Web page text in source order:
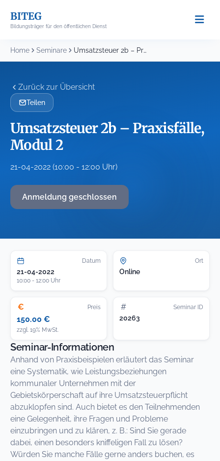
content
BITEG
Bildungsträger für den öffentlichen Dienst
Home Seminare Umsatzsteuer 2b – Praxisfälle, Modul 2
Zurück zur Übersicht
Teilen
Umsatzsteuer 2b – Praxisfälle,
Modul 2
21-04-2022 (10:00 - 12:00 Uhr)
Anmeldung geschlossen
Datum
21-04-2022
10:00 - 12:00 Uhr
Ort
Online
€ Preis
150.00 €
zzgl. 19% MwSt.
# Seminar ID
20263
Seminar-Informationen
Anhand von Praxisbeispielen erläutert das Seminar
eine Systematik, wie Leistungsbeziehungen
kommunaler Unternehmen mit der
Gebietskörperschaft auf ihre Umsatzsteuerpflicht
abzuklopfen sind. Auch bietet es den Teilnehmenden
eine Gelegenheit, ihre Fragen und Probleme
einzubringen und zu klären, z. B.: Sind Sie gerade
dabei, einen besonders kniffeligen Fall zu lösen?
Würden Sie manche Fälle gerne anders buchen, es